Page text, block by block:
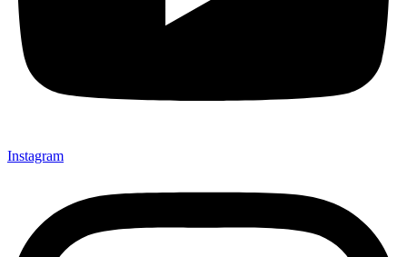
Instagram